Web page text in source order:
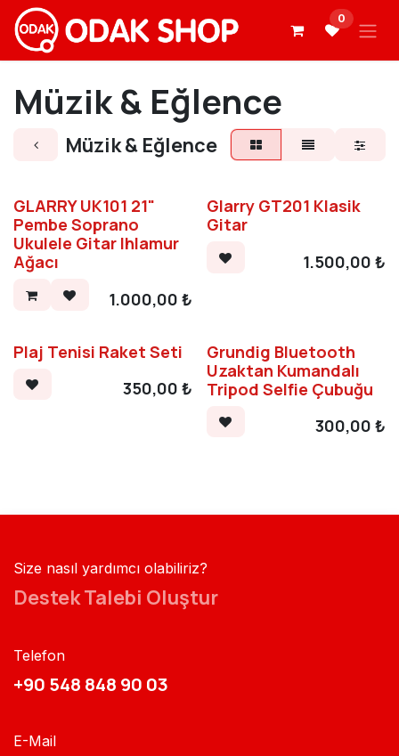
İçereği Atla
0
Müzik & Eğlence
Müzik & Eğlence
GLARRY UK101 21"
Pembe Soprano
Ukulele Gitar Ihlamur
Ağacı
1.000,00 ₺
Glarry GT201 Klasik
Gitar
1.500,00 ₺
Plaj Tenisi Raket Seti
350,00 ₺
Grundig Bluetooth
Uzaktan Kumandalı
Tripod Selfie Çubuğu
300,00 ₺
Size nasıl yardımcı olabiliriz?
Destek Talebi Oluştur
Telefon
+90 548 848 90 03​​
E-Mail